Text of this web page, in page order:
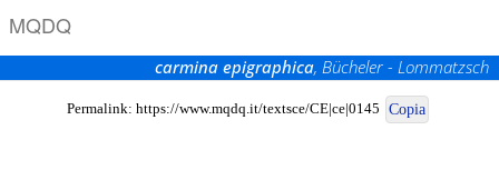
MQDQ
carmina epigraphica, Bücheler - Lommatzsch
Permalink: https://www.mqdq.it/textsce/CE|ce|0145 Copia